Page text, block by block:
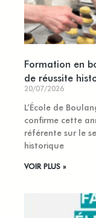
Formation en
de réussite
20/07/2026
L’École de
confirme cette
référente sur le
historique
VOIR PLUS »